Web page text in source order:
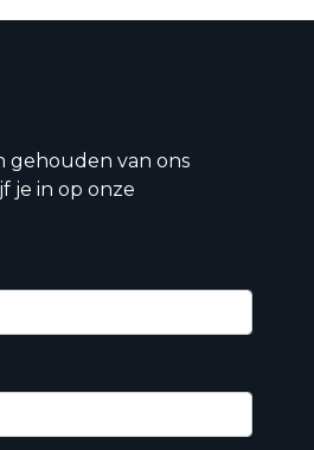
van ons
je in op onze